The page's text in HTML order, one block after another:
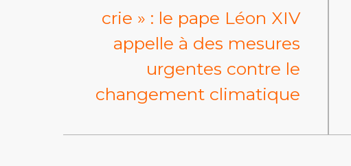
crie » : le pape Léon XIV
appelle à des mesures
urgentes contre le
changement climatique